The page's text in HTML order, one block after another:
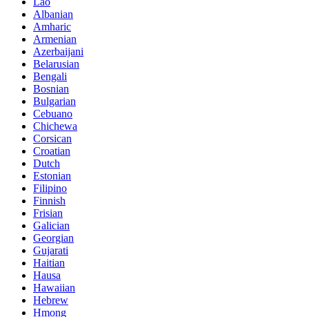
Albanian
Amharic
Armenian
Azerbaijani
Belarusian
Bengali
Bosnian
Bulgarian
Cebuano
Chichewa
Corsican
Croatian
Dutch
Estonian
Filipino
Finnish
Frisian
Galician
Georgian
Gujarati
Haitian
Hausa
Hawaiian
Hebrew
Hmong